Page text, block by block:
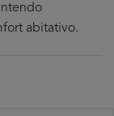
abitativo.